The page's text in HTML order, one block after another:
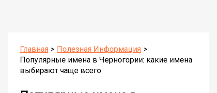
Главная
Полезная Информация
Популярные имена в Черногории: какие имена
выбирают чаще всего